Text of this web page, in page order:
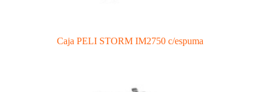
Caja PELI STORM IM2750 c/espuma